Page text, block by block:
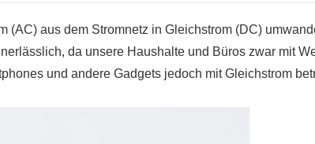
aus dem Stromnetz in Gleichstrom (DC)
da unsere Haushalte und Büros zwar mit
und andere Gadgets jedoch mit Gleichstrom